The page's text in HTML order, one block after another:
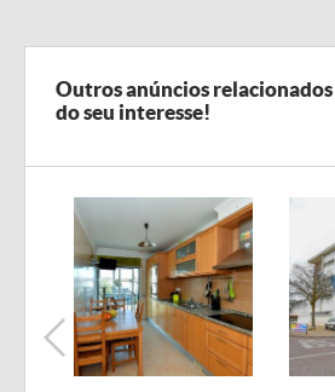
Outros anúncios
do seu interesse!